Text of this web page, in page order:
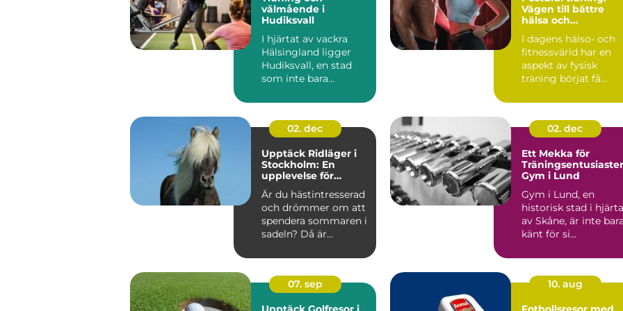
välmående i
Hudiksvall
I hjärtat av vackra
Hälsingland ligger
Hudiksvall, en stad
som inte bara
Vägen till bättre
hälsa och
I dagens hälso- och
fitnessvärld har en
aspekt av fysisk
träning börjat få...
02. dec
Upptäck Ridläger i
Stockholm: En
upplevelse för
Är du hästintresserad
och drömmer om att
spendera sommaren i
sadeln? Då är...
02. dec
Ett Mekka för
Gym i Lund
Gym i Lund, en
historisk stad i
av Skåne, är inte bara
känt för si...
07. sep
10. aug